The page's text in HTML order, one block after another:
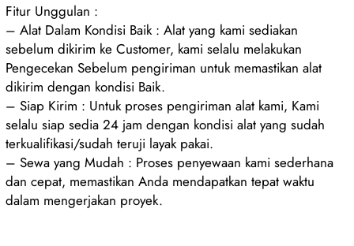
Fitur Unggulan :
– Alat Dalam Kondisi Baik : Alat yang kami sediakan
sebelum dikirim ke Customer, kami selalu melakukan
Pengecekan Sebelum pengiriman untuk memastikan alat
dikirim dengan kondisi Baik.
– Siap Kirim : Untuk proses pengiriman alat kami, Kami
selalu siap sedia 24 jam dengan kondisi alat yang sudah
terkualifikasi/sudah teruji layak pakai.
– Sewa yang Mudah : Proses penyewaan kami sederhana
dan cepat, memastikan Anda mendapatkan tepat waktu
dalam mengerjakan proyek.